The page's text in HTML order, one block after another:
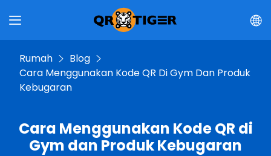
Rumah
Blog
Cara Menggunakan Kode QR Di Gym Dan Produk
Kebugaran
Cara Menggunakan Kode QR di
Gym dan Produk Kebugaran